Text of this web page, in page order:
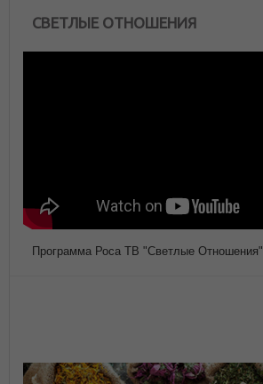
СВЕТЛЫЕ ОТНОШЕНИЯ
Программа Роса ТВ "Светлые Отношения"